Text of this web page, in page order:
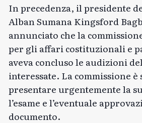
In precedenza, il presidente
Alban Sumana Kingsford
annunciato che la
per gli affari costituzionali e
aveva concluso le audizioni
interessate. La commissione
presentare urgentemente la
l’esame e l’eventuale
documento.